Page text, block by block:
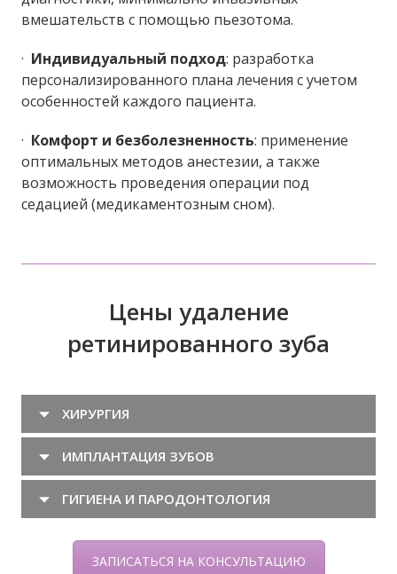
вмешательств с помощью пьезотома.
· Индивидуальный подход: разработка
персонализированного плана лечения с учетом
особенностей каждого пациента.
· Комфорт и безболезненность: применение
оптимальных методов анестезии, а также
возможность проведения операции под
седацией (медикаментозным сном).
Цены удаление
ретинированного зуба
ХИРУРГИЯ
ИМПЛАНТАЦИЯ ЗУБОВ
ГИГИЕНА И ПАРОДОНТОЛОГИЯ
ЗАПИСАТЬСЯ НА КОНСУЛЬТАЦИЮ